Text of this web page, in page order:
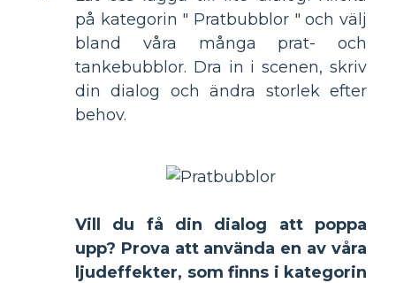
på kategorin " Pratbubblor " och välj
bland våra många prat- och
tankebubblor. Dra in i scenen, skriv
din dialog och ändra storlek efter
behov.
Vill du få din dialog att poppa
upp? Prova att använda en av våra
ljudeffekter, som finns i kategorin